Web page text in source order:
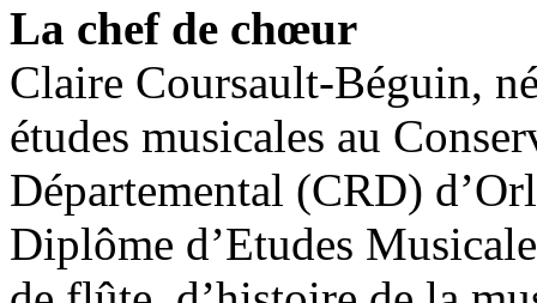
La chef de chœur
Claire Coursault-Béguin,
études musicales au
Départemental (CRD)
Diplôme d’Etudes